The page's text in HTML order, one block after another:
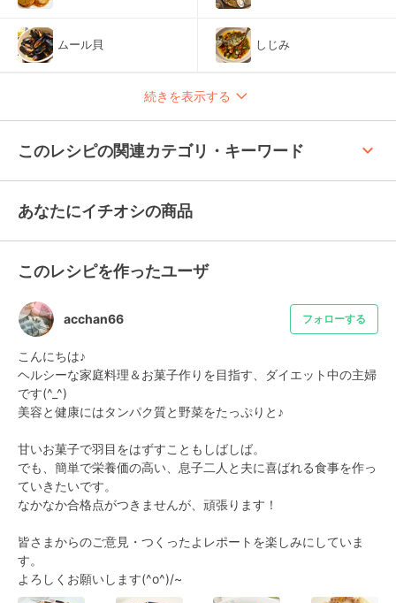
ムール貝 しじみ
続きを表示する
このレシピの関連カテゴリ・キーワード keyboard_arrow_up
あなたにイチオシの商品
このレシピを作ったユーザ
acchan66 フォローする
こんにちは♪
ヘルシーな家庭料理＆お菓子作りを目指す、ダイエット中の主婦
です(^_^)
美容と健康にはタンパク質と野菜をたっぷりと♪
甘いお菓子で羽目をはずすこともしばしば。
でも、簡単で栄養価の高い、息子二人と夫に喜ばれる食事を作っ
ていきたいです。
なかなか合格点がつきませんが、頑張ります！
皆さまからのご意見・つくったよレポートを楽しみにしていま
す。
よろしくお願いします(^o^)/~